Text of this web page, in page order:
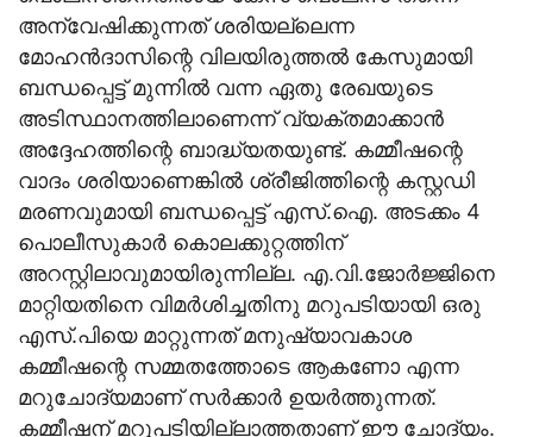
അന്വേഷിക്കുന്നത് ശരിയല്ലെന്ന
മോഹന്‍ദാസിന്റെ വിലയിരുത്തല്‍ കേസുമായി
ബന്ധപ്പെട്ട് മുന്നില്‍ വന്ന ഏതു രേഖയുടെ
അടിസ്ഥാനത്തിലാണെന്ന് വ്യക്തമാക്കാന്‍
അദ്ദേഹത്തിന്റെ ബാദ്ധ്യതയുണ്ട്. കമ്മീഷന്റെ
വാദം ശരിയാണെങ്കില്‍ ശ്രീജിത്തിന്റെ കസ്റ്റഡി
മരണവുമായി ബന്ധപ്പെട്ട് എസ്.ഐ. അടക്കം 4
പൊലീസുകാര്‍ കൊലക്കുറ്റത്തിന്
അറസ്റ്റിലാവുമായിരുന്നില്ല. എ.വി.ജോര്‍ജ്ജിനെ
മാറ്റിയതിനെ വിമര്‍ശിച്ചതിനു മറുപടിയായി ഒരു
എസ്.പിയെ മാറ്റുന്നത് മനുഷ്യാവകാശ
കമ്മീഷന്റെ സമ്മതത്തോടെ ആകണോ എന്ന
മറുചോദ്യമാണ് സര്‍ക്കാര്‍ ഉയര്‍ത്തുന്നത്.
കമ്മീഷന് മറുപടിയില്ലാത്തതാണ് ഈ ചോദ്യം.